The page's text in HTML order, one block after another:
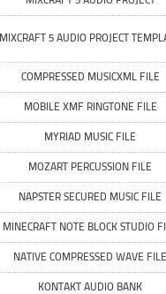
MIXCRAFT 5 AUDIO PROJECT
COMPRESSED MUSICXML FILE
MOBILE XMF RINGTONE FILE
MYRIAD MUSIC FILE
MOZART PERCUSSION FILE
NAPSTER SECURED MUSIC FILE
MINECRAFT NOTE BLOCK STUDIO
NATIVE COMPRESSED WAVE FILE
KONTAKT AUDIO BANK